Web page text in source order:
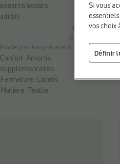
BASKETS BASSES
adidas
Prix le plus bas précédent: 71,99 €
€ 89,99
€ 71,99
Confort:Amortis
supplémentaires
Fermeture: Lacets
Matière: Textile
Si vous
vos choix
Définir